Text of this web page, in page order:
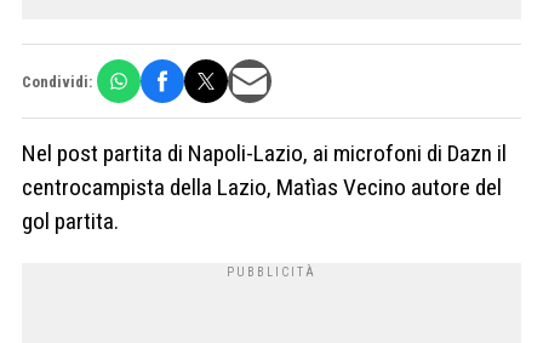
Condividi:
Nel post partita di Napoli-Lazio, ai microfoni di Dazn il
centrocampista della Lazio, Matìas Vecino autore del
gol partita.